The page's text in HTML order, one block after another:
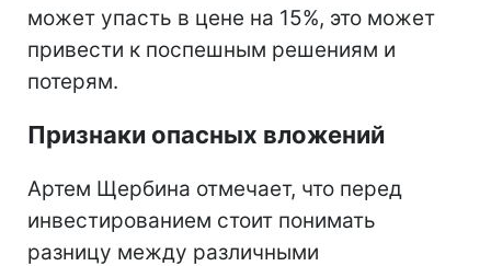
может упасть в цене на 15%, это может
привести к поспешным решениям и
потерям.
Признаки опасных вложений
Артем Щербина отмечает, что перед
инвестированием стоит понимать
разницу между различными